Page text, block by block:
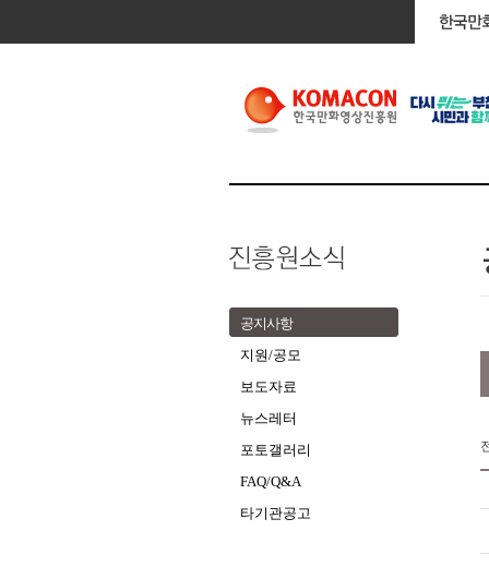
공지사항
지원/공모
보도자료
뉴스레터
포토갤러리
FAQ/Q&A
타기관공고